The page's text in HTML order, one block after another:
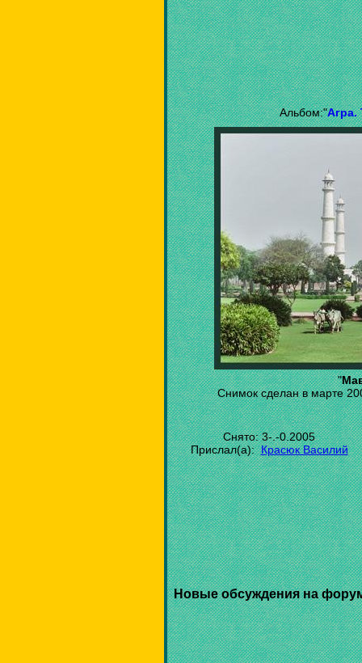
Альбом:"Агра.
"
Снимок сделан в марте
Снято: 3-.-0.2005
Прислал(а):Красюк Василий
Новые обсуждения на